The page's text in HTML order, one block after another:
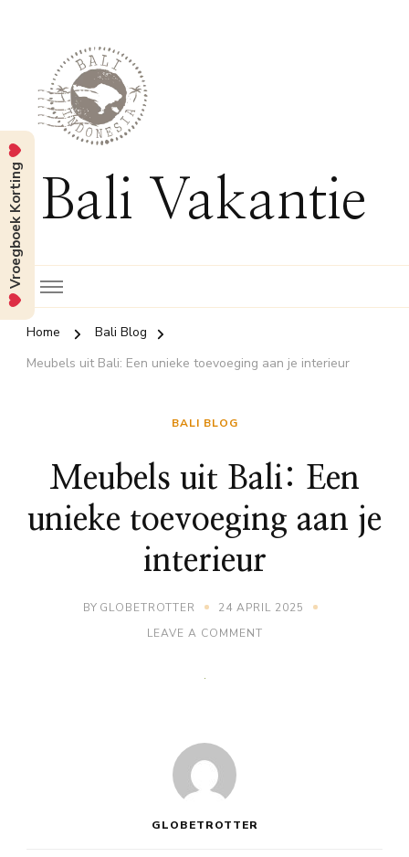
Bali Vakantie
Home
Bali Blog
Meubels uit Bali: Een unieke toevoeging aan je interieur
BALI BLOG
Meubels uit Bali: Een
unieke toevoeging aan je
interieur
BY GLOBETROTTER
24 APRIL 2025
LEAVE A COMMENTON
GLOBETROTTER
Vroegboek Korting